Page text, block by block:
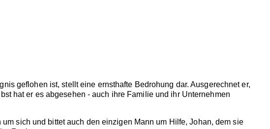
geflohen ist, stellt eine ernsthafte Bedrohung dar. Ausgerechnet er,
hat er es abgesehen - auch ihre Familie und ihr Unternehmen
sich und bittet auch den einzigen Mann um Hilfe, Johan, dem sie